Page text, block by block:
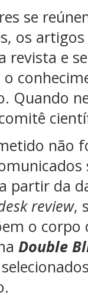
se
os
revista e
Quando
não
partir da
review,
o
Double